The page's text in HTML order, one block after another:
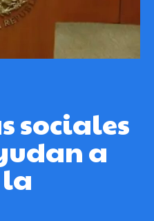
sociales
a